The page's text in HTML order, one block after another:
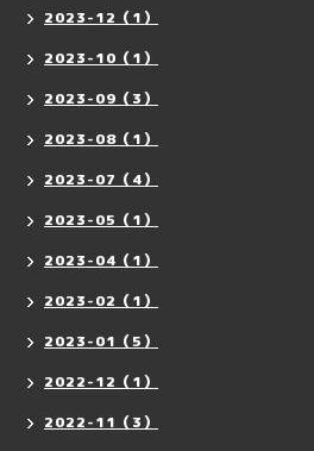
2023-12（1）
2023-10（1）
2023-09（3）
2023-08（1）
2023-07（4）
2023-05（1）
2023-04（1）
2023-02（1）
2023-01（5）
2022-12（1）
2022-11（3）